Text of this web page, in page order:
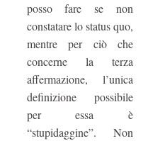
posso fare se non
constatare lo status quo,
mentre per ciò che
concerne la terza
affermazione, l’unica
definizione possibile
per essa è
“stupidaggine”. Non